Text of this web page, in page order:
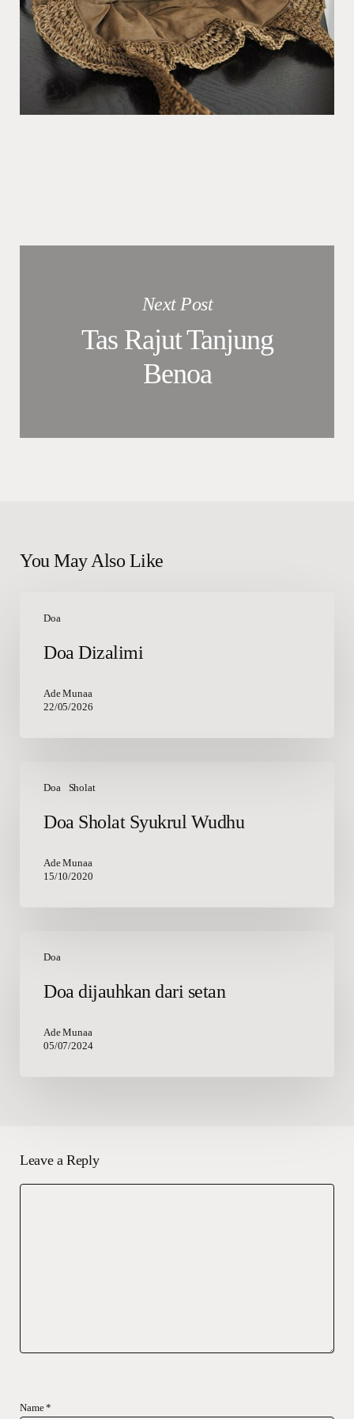
Next Post
Tas Rajut Tanjung
Benoa
You May Also Like
Doa
Dizalimi
Doa Dizalimi
Ade Munaa
22/05/2026
Doa Sholat
Sholat
WudhuDoa Sholat Syukrul Wudhu
Ade Munaa
15/10/2020
Doa
dijauhkan
setanDoa dijauhkan dari setan
Ade Munaa
05/07/2024
Leave a Reply
Name*